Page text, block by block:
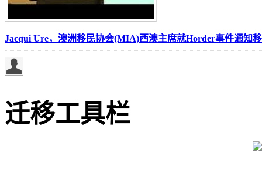
Jacqui Ure，澳洲移民协会(MIA)西澳主席就Horder事件通知
迁移工具栏